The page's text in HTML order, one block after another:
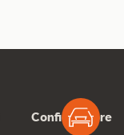
Configuratore